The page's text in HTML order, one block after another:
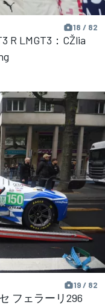
18 / 82
R LMGT3：CŽlia
19 / 82
フェラーリ296